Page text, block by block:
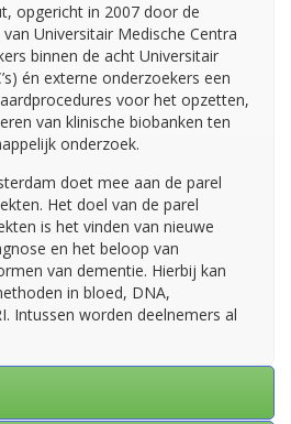
opgericht in 2007 door de
Universitair Medische Centra
binnen de acht Universitair
én externe onderzoekers een
voor het opzetten,
van klinische biobanken ten
onderzoek.
doet mee aan de parel
Het doel van de parel
is het vinden van nieuwe
en het beloop van
van dementie. Hierbij kan
in bloed, DNA,
Intussen worden deelnemers al